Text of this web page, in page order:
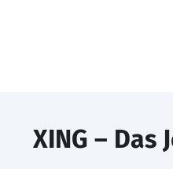
XING – Das